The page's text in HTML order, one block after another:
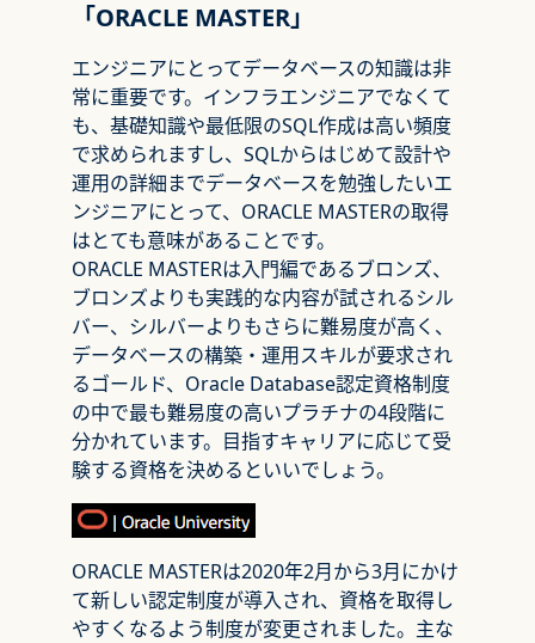
「ORACLE MASTER」
エンジニアにとってデータベースの知識は非
常に重要です。インフラエンジニアでなくて
も、基礎知識や最低限のSQL作成は高い頻度
で求められますし、SQLからはじめて設計や
運用の詳細までデータベースを勉強したいエ
ンジニアにとって、ORACLE MASTERの取得
はとても意味があることです。
ORACLE MASTERは入門編であるブロンズ、
ブロンズよりも実践的な内容が試されるシル
バー、シルバーよりもさらに難易度が高く、
データベースの構築・運用スキルが要求され
るゴールド、Oracle Database認定資格制度
の中で最も難易度の高いプラチナの4段階に
分かれています。目指すキャリアに応じて受
験する資格を決めるといいでしょう。
ORACLE MASTERは2020年2月から3月にかけ
て新しい認定制度が導入され、資格を取得し
やすくなるよう制度が変更されました。主な